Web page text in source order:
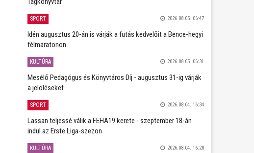
SPORT 2026.08.05. 06:47
Idén augusztus 20-án is várják a futás kedvelőit a Bence-hegyi
félmaratonon
KULTÚRA 2026.08.05. 06:31
Mesélő Pedagógus és Könyvtáros Díj - augusztus 31-ig várják
a jelöléseket
SPORT 2026.08.04. 16:34
Lassan teljessé válik a FEHA19 kerete - szeptember 18-án
indul az Erste Liga-szezon
KULTÚRA 2026.08.04. 16:28